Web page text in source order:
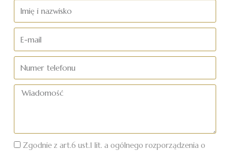
i
mail
telefonu
Wiadomość
Zgodnie z art.6 ust.1 lit. a ogólnego rozporządzenia o